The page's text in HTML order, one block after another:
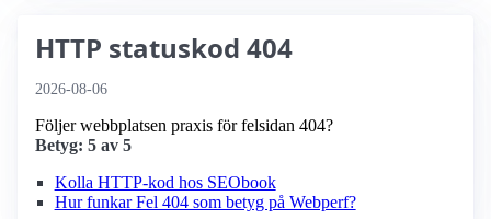
HTTP statuskod 404
2026-08-06
Följer webbplatsen praxis för felsidan 404?
Betyg: 5 av 5
Kolla HTTP-kod hos SEObook
Hur funkar Fel 404 som betyg på Webperf?